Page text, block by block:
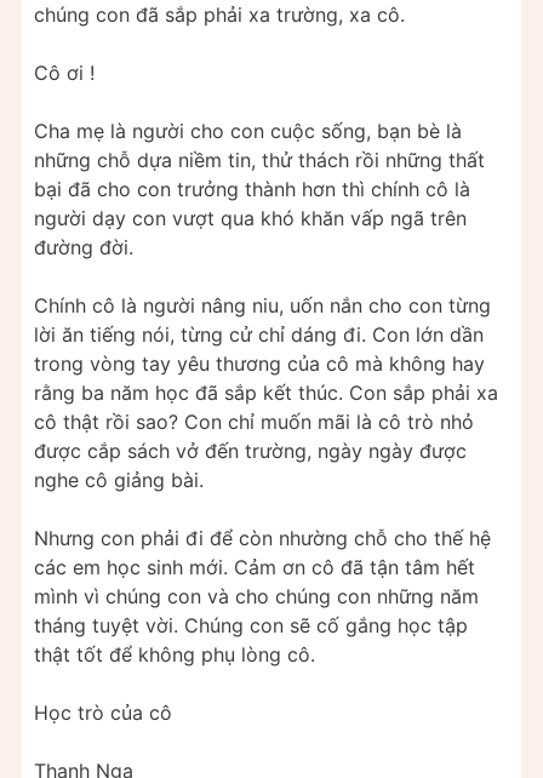
chúng con đã sắp phải xa trường, xa cô.
Cô ơi !
Cha mẹ là người cho con cuộc sống, bạn bè là
những chỗ dựa niềm tin, thử thách rồi những thất
bại đã cho con trưởng thành hơn thì chính cô là
người dạy con vượt qua khó khăn vấp ngã trên
đường đời.
Chính cô là người nâng niu, uốn nắn cho con từng
lời ăn tiếng nói, từng cử chỉ dáng đi. Con lớn dần
trong vòng tay yêu thương của cô mà không hay
rằng ba năm học đã sắp kết thúc. Con sắp phải xa
cô thật rồi sao? Con chỉ muốn mãi là cô trò nhỏ
được cắp sách vở đến trường, ngày ngày được
nghe cô giảng bài.
Nhưng con phải đi để còn nhường chỗ cho thế hệ
các em học sinh mới. Cảm ơn cô đã tận tâm hết
mình vì chúng con và cho chúng con những năm
tháng tuyệt vời. Chúng con sẽ cố gắng học tập
thật tốt để không phụ lòng cô.
Học trò của cô
Thanh Nga